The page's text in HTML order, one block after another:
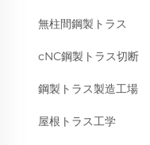
無柱間鋼製トラス
cNC鋼製トラス切断
鋼製トラス製造工場
屋根トラス工学